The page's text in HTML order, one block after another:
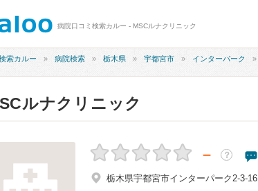
病院口コミ検索カルー - MSCルナクリニック
索カルー 病院検索 栃木県 宇都宮市 インターパーク
ルナクリニック
－ ？
栃木県宇都宮市インターパーク2-3-16